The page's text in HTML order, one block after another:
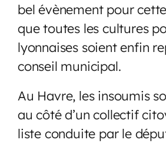
bel évènement pour
que toutes les cultures
lyonnaises soient enfin
conseil municipal.
Au Havre, les insoumis
au côté d’un collectif
liste conduite par le